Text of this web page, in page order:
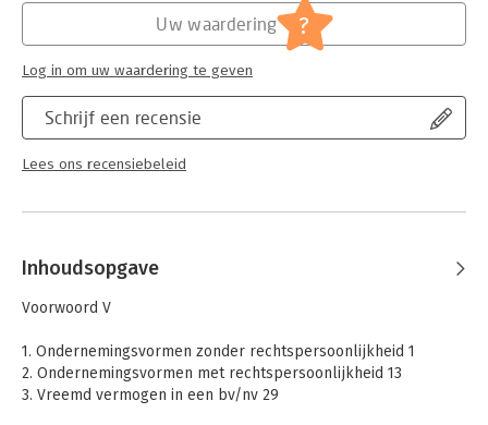
Schrijf een recensie
Lees ons recensiebeleid
Uw waardering ?
Log in om uw waardering te geven
Inhoudsopgave
Voorwoord V
1. Ondernemingsvormen zonder rechtspersoonlijkheid 1
2. Ondernemingsvormen met rechtspersoonlijkheid 13
3. Vreemd vermogen in een bv/nv 29